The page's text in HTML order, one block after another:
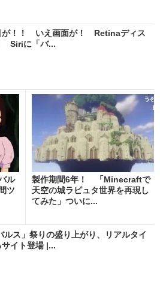
が！！ いえ画面が！ Retinaディス
Siriに「バ...
ル
ツ
製作期間6年！ 「Minecraftで
天空の城ラピュタ世界を再現し
てみた」ついに...
ス」祭りの盛り上がり、リアルタイ
イト登場 |...